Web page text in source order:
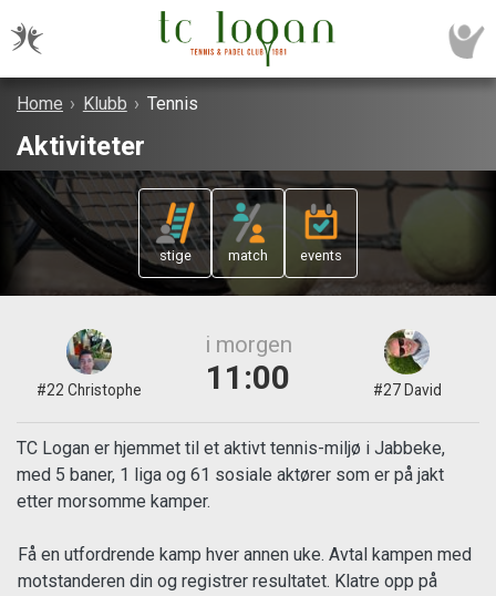
Home › Klubb › Tennis
Aktiviteter
stige match events
#22 Christophe
i morgen
11:00 #27 David
TC Logan er hjemmet til et aktivt tennis-miljø i Jabbeke,
med 5 baner, 1 liga og 61 sosiale aktører som er på jakt
etter morsomme kamper.
Få en utfordrende kamp hver annen uke. Avtal kampen med
motstanderen din og registrer resultatet. Klatre opp på